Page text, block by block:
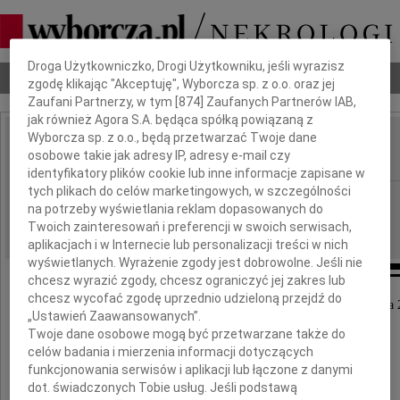
Nekrologi Odeszli Poradnik pogrzebowy
IMIĘ I NAZWISKO: Danuta Dudrak
REGION: Poznań
DATA EMISJI: 13.10.2010
Z głębokim żalem zawiadamiamy, że dnia 9 października
Dbamy o Twoją prywatność
Droga Użytkowniczko, Drogi Użytkowniku, jeśli wyrazisz
zgodę klikając "Akceptuję", Wyborcza sp. z o.o. oraz jej
Zaufani Partnerzy, w tym [874 ] Zaufanych Partnerów IAB,
jak również Agora S.A. będąca spółką powiązaną z
Wyborcza sp. z o.o., będą przetwarzać Twoje dane
osobowe takie jak adresy IP, adresy e-mail czy
identyfikatory plików cookie lub inne informacje zapisane w
tych plikach do celów marketingowych, w szczególności
na potrzeby wyświetlania reklam dopasowanych do
Twoich zainteresowań i preferencji w swoich serwisach,
aplikacjach i w Internecie lub personalizacji treści w nich
wyświetlanych. Wyrażenie zgody jest dobrowolne. Jeśli nie
chcesz wyrazić zgody, chcesz ograniczyć jej zakres lub
chcesz wycofać zgodę uprzednio udzieloną przejdź do
„Ustawień Zaawansowanych”.
Twoje dane osobowe mogą być przetwarzane także do
celów badania i mierzenia informacji dotyczących
funkcjonowania serwisów i aplikacji lub łączone z danymi
dot. świadczonych Tobie usług. Jeśli podstawą